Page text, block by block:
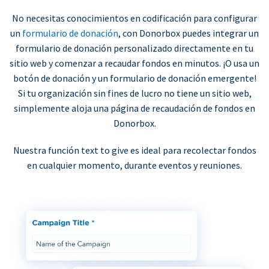
No necesitas conocimientos en codificación para configurar
un formulario de donación, con Donorbox puedes integrar un
formulario de donación personalizado directamente en tu
sitio web y comenzar a recaudar fondos en minutos. ¡O usa un
botón de donación y un formulario de donación emergente!
Si tu organización sin fines de lucro no tiene un sitio web,
simplemente aloja una página de recaudación de fondos en
Donorbox.
Nuestra función text to give es ideal para recolectar fondos
en cualquier momento, durante eventos y reuniones.